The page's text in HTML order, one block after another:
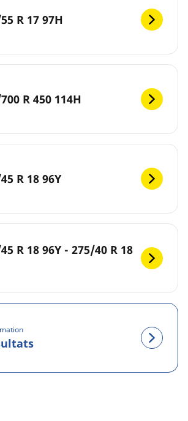
R 17 97H
R 450 114H
R 18 96Y
R 18 96Y - 275/40 R 18